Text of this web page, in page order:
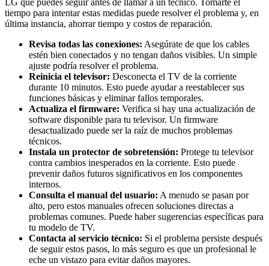
LG que puedes seguir antes de llamar a un técnico. Tomarte el
tiempo para intentar estas medidas puede resolver el problema y, en
última instancia, ahorrar tiempo y costos de reparación.
Revisa todas las conexiones: Asegúrate de que los cables
estén bien conectados y no tengan daños visibles. Un simple
ajuste podría resolver el problema.
Reinicia el televisor: Desconecta el TV de la corriente
durante 10 minutos. Esto puede ayudar a reestablecer sus
funciones básicas y eliminar fallos temporales.
Actualiza el firmware: Verifica si hay una actualización de
software disponible para tu televisor. Un firmware
desactualizado puede ser la raíz de muchos problemas
técnicos.
Instala un protector de sobretensión: Protege tu televisor
contra cambios inesperados en la corriente. Esto puede
prevenir daños futuros significativos en los componentes
internos.
Consulta el manual del usuario: A menudo se pasan por
alto, pero estos manuales ofrecen soluciones directas a
problemas comunes. Puede haber sugerencias específicas para
tu modelo de TV.
Contacta al servicio técnico: Si el problema persiste después
de seguir estos pasos, lo más seguro es que un profesional le
eche un vistazo para evitar daños mayores.